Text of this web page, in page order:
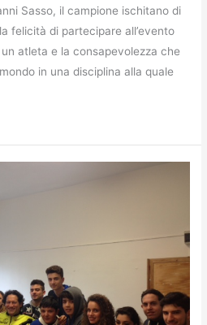
Sasso, il campione ischitano di
felicità di partecipare all’evento
atleta e la consapevolezza che
in una disciplina alla quale